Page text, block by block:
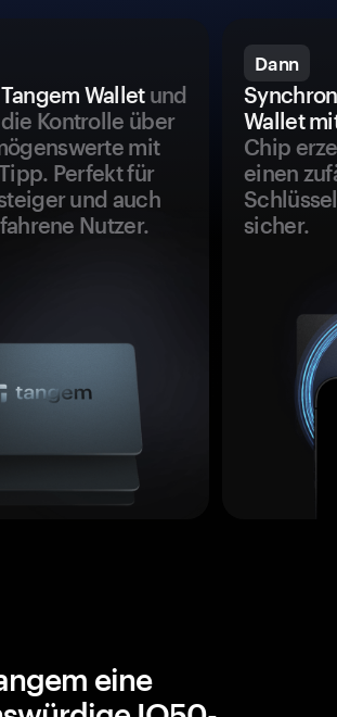
Walletund
Kontrolle über
mit
Perfekt für
und auch
Nutzer.
Dann
Wallet
Chip
einen
sicher.
eine